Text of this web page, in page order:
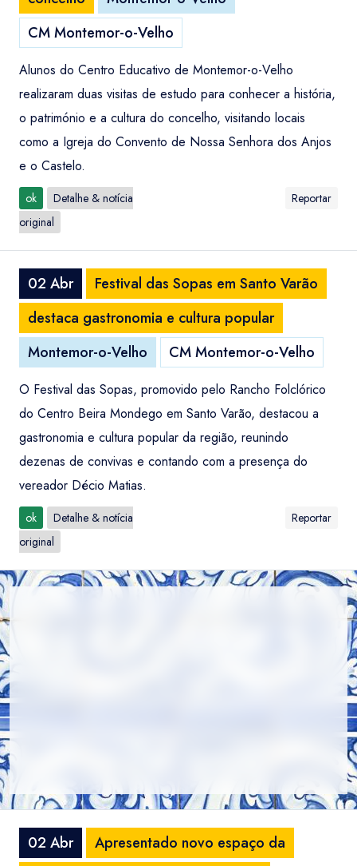
CM Montemor-o-Velho
Alunos do Centro Educativo de Montemor-o-Velho
realizaram duas visitas de estudo para conhecer a história,
o património e a cultura do concelho, visitando locais
como a Igreja do Convento de Nossa Senhora dos Anjos
e o Castelo.
ok
Detalhe & notícia
original
Reportar
02 Abr
Festival das Sopas em Santo Varão
destaca gastronomia e cultura popular
Montemor-o-Velho
CM Montemor-o-Velho
O Festival das Sopas, promovido pelo Rancho Folclórico
do Centro Beira Mondego em Santo Varão, destacou a
gastronomia e cultura popular da região, reunindo
dezenas de convivas e contando com a presença do
vereador Décio Matias.
ok
Detalhe & notícia
original
Reportar
02 Abr
Apresentado novo espaço da